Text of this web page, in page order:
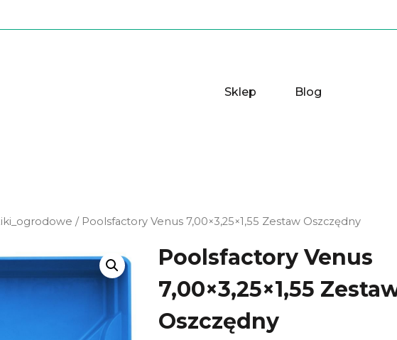
Sklep Blog
/ Poolsfactory Venus 7,00×3,25×1,55 Zestaw Oszczędny
Poolsfactory Venus
7,00×3,25×1,55
Oszczędny